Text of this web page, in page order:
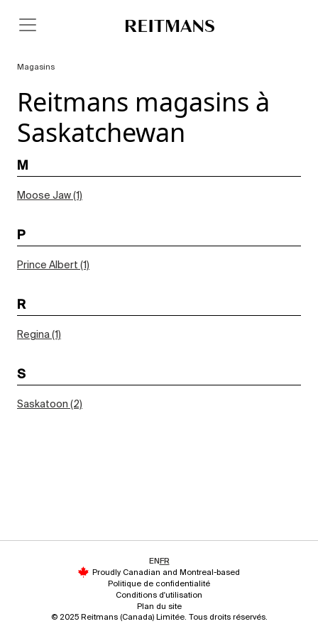
Magasins
Reitmans magasins à
Saskatchewan
M
Moose Jaw (1)
P
Prince Albert (1)
R
Regina (1)
S
Saskatoon (2)
ENFR
Proudly Canadian and Montreal-based
Politique de confidentialité
Conditions d'utilisation
Plan du site
© 2025 Reitmans (Canada) Limitée. Tous droits réservés.